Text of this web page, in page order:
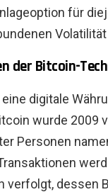
für
der Bitcoin-
digitale
wurde 2009
Personen
verfolgt, dessen